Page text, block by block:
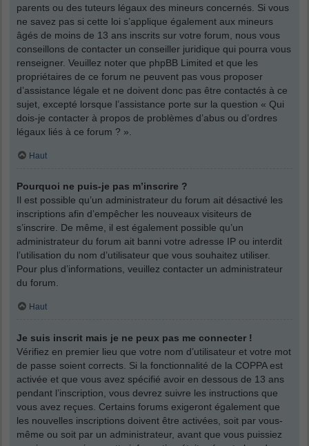
parents ou des tuteurs légaux des mineurs concernés. Si vous
ne savez pas si cette loi s’applique également aux mineurs
âgés de moins de 13 ans inscrits sur votre forum, nous vous
conseillons de contacter un conseiller juridique qui pourra vous
renseigner. Veuillez noter que phpBB Limited et que les
propriétaires de ce forum ne peuvent pas vous proposer
d’assistance légale et ne doivent donc pas être contactés à ce
sujet, excepté lorsque l’assistance porte sur la question « Qui
dois-je contacter à propos de problèmes d’abus ou d’ordres
légaux liés à ce forum ? ».
Haut
Pourquoi ne puis-je pas m’inscrire ?
Il est possible qu’un administrateur du forum ait désactivé les
inscriptions afin d’empêcher les nouveaux visiteurs de
s’inscrire. De même, il est également possible qu’un
administrateur du forum ait banni votre adresse IP ou interdit
l’utilisation du nom d’utilisateur que vous souhaitez utiliser.
Pour plus d’informations, veuillez contacter un administrateur
du forum.
Haut
Je suis inscrit mais je ne peux pas me connecter !
Vérifiez en premier lieu que votre nom d’utilisateur et votre mot
de passe soient corrects. Si la fonctionnalité de la COPPA est
activée et que vous avez spécifié avoir en dessous de 13 ans
pendant l’inscription, vous devrez suivre les instructions que
vous avez reçues. Certains forums exigeront également que
les nouvelles inscriptions doivent être activées, soit par vous-
même ou soit par un administrateur, avant que vous puissiez